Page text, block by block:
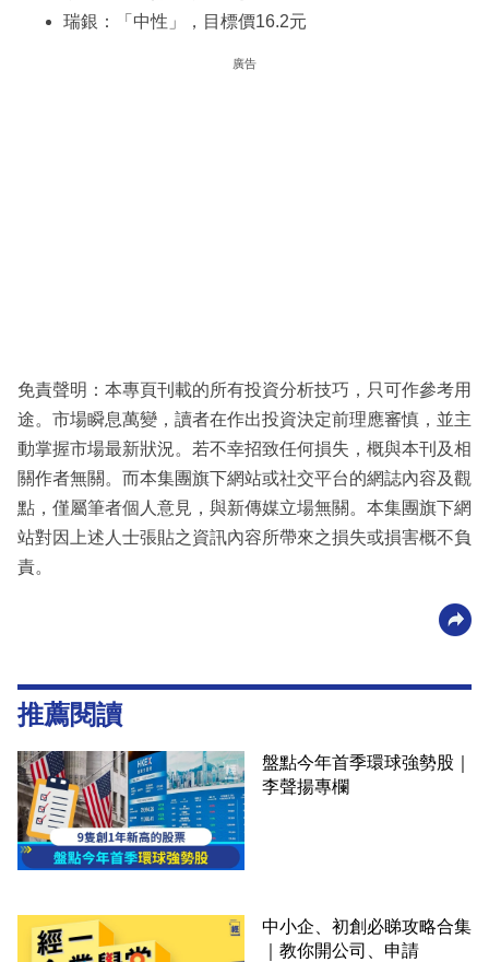
瑞銀：「中性」，目標價16.2元
廣告
免責聲明：本專頁刊載的所有投資分析技巧，只可作參考用
途。市場瞬息萬變，讀者在作出投資決定前理應審慎，並主
動掌握市場最新狀況。若不幸招致任何損失，概與本刊及相
關作者無關。而本集團旗下網站或社交平台的網誌內容及觀
點，僅屬筆者個人意見，與新傳媒立場無關。本集團旗下網
站對因上述人士張貼之資訊內容所帶來之損失或損害概不負
責。
推薦閱讀
盤點今年首季環球強勢股｜
李聲揚專欄
中小企、初創必睇攻略合集
｜教你開公司、申請